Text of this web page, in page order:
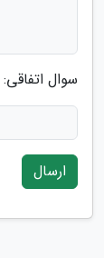
سوال
ارسال